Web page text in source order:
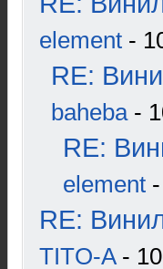
element -
RE:
baheba-
RE:
element
RE:
TITO-A-